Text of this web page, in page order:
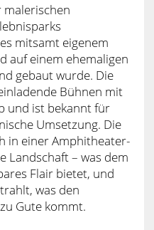
malerischen
mitsamt eigenem
auf einem ehemaligen
gebaut wurde. Die
Bühnen mit
und ist bekannt für
Umsetzung. Die
in einer Amphitheater-
Landschaft – was dem
Flair bietet, und
was den
Gute kommt.